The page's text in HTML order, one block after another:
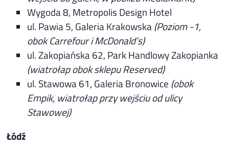
Wygoda 8, Metropolis Design Hotel
ul. Pawia 5, Galeria Krakowska (Poziom -1,
obok Carrefour i McDonald’s)
ul. Zakopiańska 62, Park Handlowy Zakopianka
(wiatrołap obok sklepu Reserved)
ul. Stawowa 61, Galeria Bronowice (obok
Empik, wiatrołap przy wejściu od ulicy
Stawowej)
Łódź